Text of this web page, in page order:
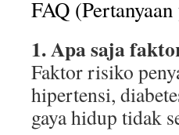
FAQ
1. Apa saja
Faktor risiko
hipertensi,
gaya hidup tidak